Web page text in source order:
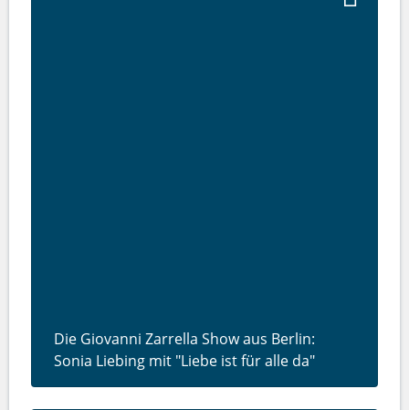
Die Giovanni Zarrella Show aus Berlin:
Sonia Liebing mit "Liebe ist für alle da"